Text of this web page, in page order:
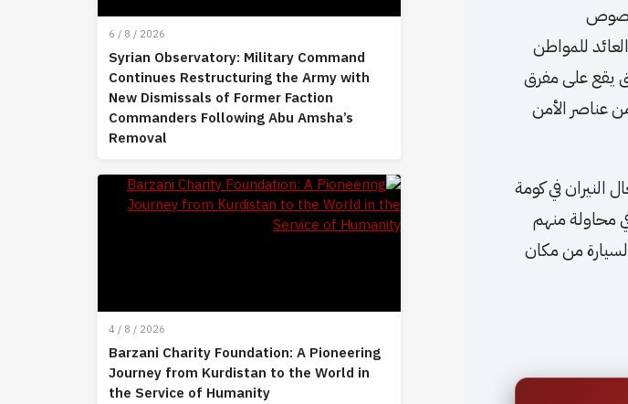
من اللصوص
العائد للمواطن
يقع على مفرق
عناصر الأمن
31 أكتوبر الفائت باشعال النيران في كومة
محاولة منهم
من مكان
6 / 8 / 2026
Syrian Observatory: Military Command
Continues Restructuring the Army with
New Dismissals of Former Faction
Commanders Following Abu Amsha’s
Removal
4 / 8 / 2026
Barzani Charity Foundation: A Pioneering
Journey from Kurdistan to the World in
the Service of Humanity